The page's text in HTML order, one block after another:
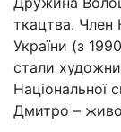
ткацтва. Член
України (з
стали
Національної
Дмитро –